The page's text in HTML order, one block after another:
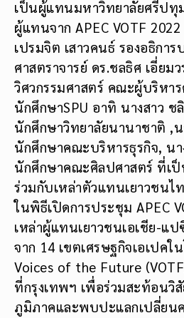
เป็นผู้แทนมหาวิทยาลัยศรีปทุ
ผู้แทนจาก APEC VOTF
เปรมจิต เสาวคนธ์ รองอธิกา
ศาสตราจารย์ ดร.ชลธิศ เอี่ย
วิศวกรรมศาสตร์ คณะผู้บริหา
นักศึกษาSPU อาทิ นางสาว
นักศึกษาวิทยาลัยนานาชาติ ,
นักศึกษาคณะบริหารธุรกิจ, นา
นักศึกษาคณะศิลปศาสตร์ ที่เ
ร่วมกับเหล่าตัวแทนเยาวชนไ
ในพิธีเปิดการประชุม APEC
เหล่าผู้แทนเยาวชนเอเชีย-แ
จาก 14 เขตเศรษฐกิจเอเปคใ
Voices of the Future
ที่กรุงเทพฯ เพื่อร่วมสะท้อนวิ
ภูมิภาคและพบปะแลกเปลี่ยน